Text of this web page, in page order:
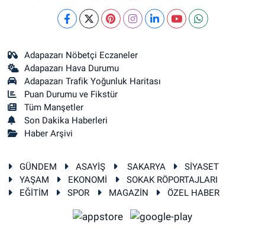
Adapazarı Nöbetçi Eczaneler
Adapazarı Hava Durumu
Adapazarı Trafik Yoğunluk Haritası
Puan Durumu ve Fikstür
Tüm Manşetler
Son Dakika Haberleri
Haber Arşivi
GÜNDEM ASAYİŞ SAKARYA
SİYASET
YAŞAM
EKONOMİ
SOKAK RÖPORTAJLARI
EĞİTİM
SPOR MAGAZİN ÖZEL HABER